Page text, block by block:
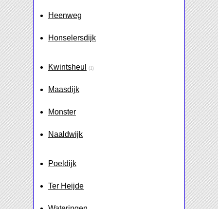
Heenweg
Honselersdijk
Kwintsheul (1)
Maasdijk
Monster
Naaldwijk
Poeldijk
Ter Heijde